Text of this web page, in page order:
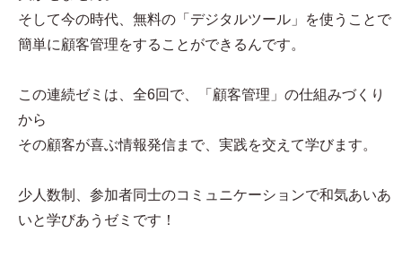
そして今の時代、無料の「デジタルツール」を使うことで
簡単に顧客管理をすることができるんです。
この連続ゼミは、全6回で、「顧客管理」の仕組みづくり
から
その顧客が喜ぶ情報発信まで、実践を交えて学びます。
少人数制、参加者同士のコミュニケーションで和気あいあ
いと学びあうゼミです！